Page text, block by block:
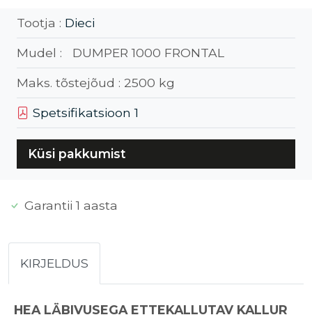
Tootja : Dieci
Mudel : DUMPER 1000 FRONTAL
Maks. tõstejõud : 2500 kg
Spetsifikatsioon 1
Küsi pakkumist
Garantii 1 aasta
KIRJELDUS
HEA LÄBIVUSEGA ETTEKALLUTAV KALLUR